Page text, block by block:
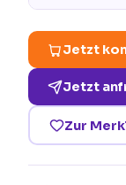
Jetzt
Jetzt
Zur